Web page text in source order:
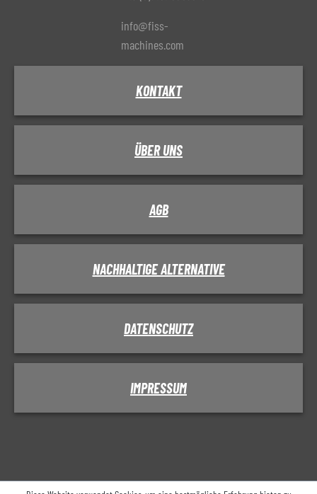
info@fiss-
machines.com
KONTAKT
ÜBER UNS
AGB
NACHHALTIGE ALTERNATIVE
DATENSCHUTZ
IMPRESSUM